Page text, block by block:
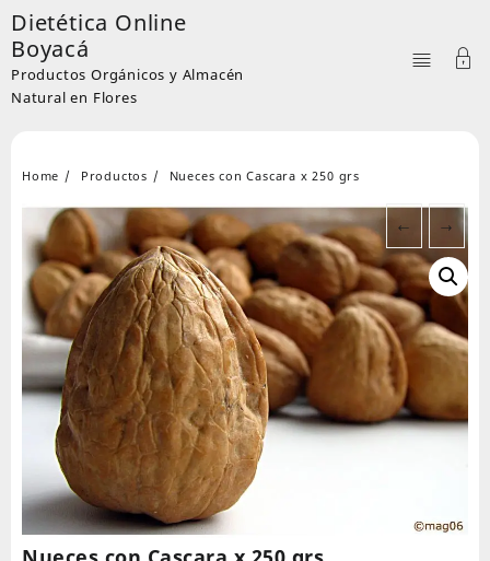
Skip
to
content
Dietética Online
Boyacá
Productos Orgánicos y Almacén
Natural en Flores
Home Productos Nueces con Cascara x 250 grs
← →